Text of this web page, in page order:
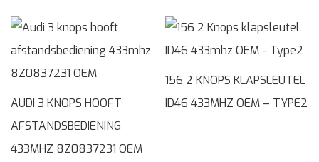
AUDI 3 KNOPS HOOFT
AFSTANDSBEDIENING
433MHZ 8Z0837231 OEM
156 2 KNOPS KLAPSLEUTEL
ID46 433MHZ OEM – TYPE2